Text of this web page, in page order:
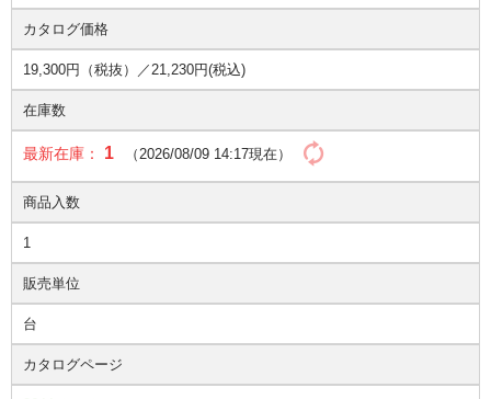
カタログ価格
19,300円（税抜）／21,230円(税込)
在庫数
最新在庫： 1 （2026/08/09 14:17現在）
商品入数
1
販売単位
台
カタログページ